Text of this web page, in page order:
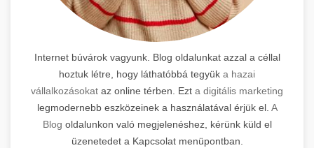
Internet búvárok vagyunk. Blog oldalunkat azzal a céllal
hoztuk létre, hogy láthatóbbá tegyük a hazai
vállalkozásokat az online térben. Ezt a digitális marketing
legmodernebb eszközeinek a használatával érjük el. A
Blog oldalunkon való megjelenéshez, kérünk küld el
üzenetedet a Kapcsolat menüpontban.